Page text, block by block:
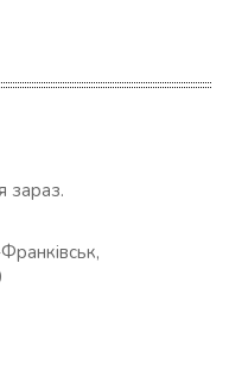
зараз.